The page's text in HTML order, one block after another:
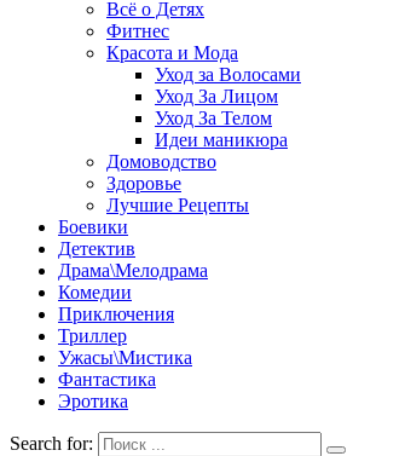
Всё о Детях
Фитнес
Красота и Мода
Уход за Волосами
Уход За Лицом
Уход За Телом
Идеи маникюра
Домоводство
Здоровье
Лучшие Рецепты
Боевики
Детектив
Драма\Мелодрама
Комедии
Приключения
Триллер
Ужасы\Мистика
Фантастика
Эротика
Search for: